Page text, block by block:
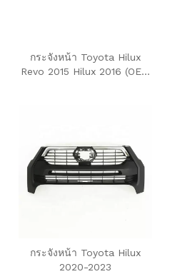
กระจังหน้า Toyota Hilux
Revo 2015 Hilux 2016 (OEM
กระจังหน้า Toyota Hilux
2020-2023